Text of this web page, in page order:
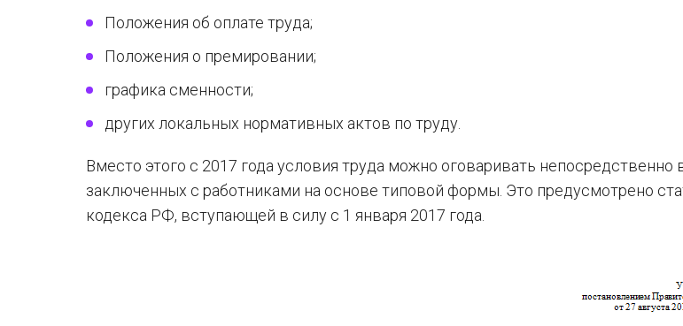
Положения об оплате труда;
Положения о премировании;
графика сменности;
других локальных нормативных актов по труду.
Вместо этого с 2017 года условия труда можно оговаривать непосредственно
заключенных с работниками на основе типовой формы. Это предусмотрено
кодекса РФ, вступающей в силу с 1 января 2017 года.